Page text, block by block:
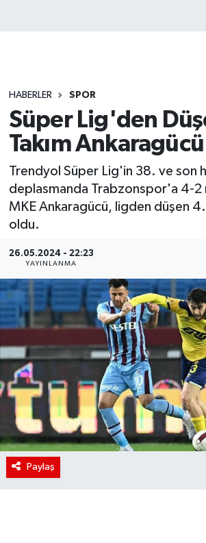
HABERLER SPOR
Süper Lig'den
Takım
Trendyol Süper Lig'in 38. ve son
deplasmanda Trabzonspor'a 4-2
MKE Ankaragücü, ligden düşen
oldu.
26.05.2024 - 22:23
YAYINLANMA
Paylaş